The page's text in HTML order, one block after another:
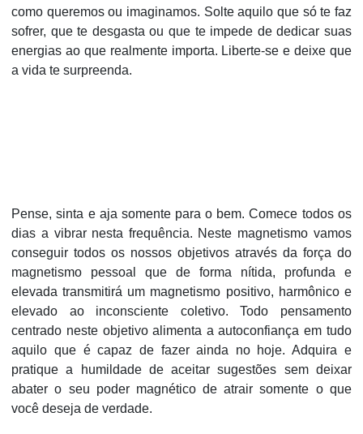
como queremos ou imaginamos. Solte aquilo que só te faz
sofrer, que te desgasta ou que te impede de dedicar suas
energias ao que realmente importa. Liberte-se e deixe que
a vida te surpreenda.
Pense, sinta e aja somente para o bem. Comece todos os
dias a vibrar nesta frequência. Neste magnetismo vamos
conseguir todos os nossos objetivos através da força do
magnetismo pessoal que de forma nítida, profunda e
elevada transmitirá um magnetismo positivo, harmônico e
elevado ao inconsciente coletivo. Todo pensamento
centrado neste objetivo alimenta a autoconfiança em tudo
aquilo que é capaz de fazer ainda no hoje. Adquira e
pratique a humildade de aceitar sugestões sem deixar
abater o seu poder magnético de atrair somente o que
você deseja de verdade.